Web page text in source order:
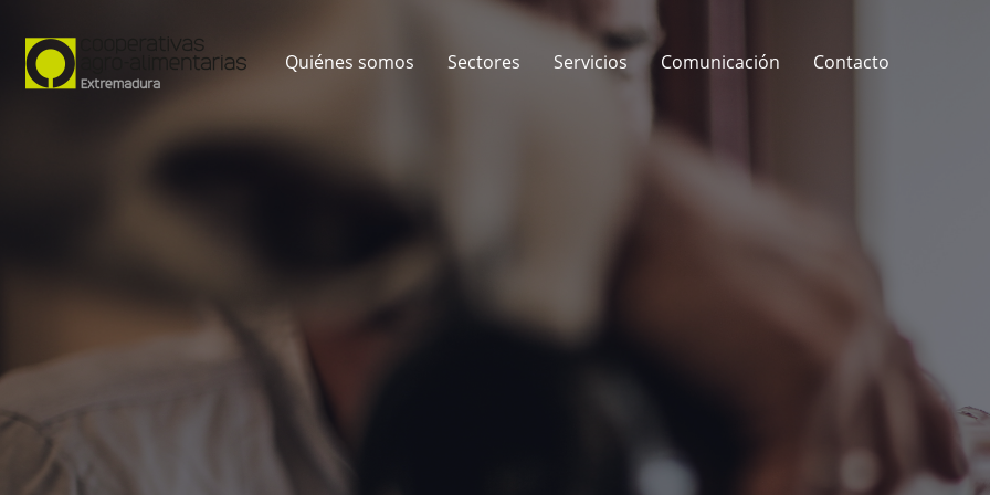
Quiénes somos Sectores Servicios Comunicación Contacto